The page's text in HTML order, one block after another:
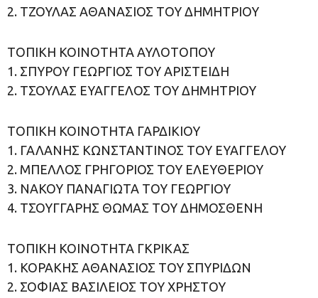
2. ΤΖΟΥΛΑΣ ΑΘΑΝΑΣΙΟΣ ΤΟΥ ΔΗΜΗΤΡΙΟΥ
ΤΟΠΙΚΗ ΚΟΙΝΟΤΗΤΑ ΑΥΛΟΤΟΠΟΥ
1. ΣΠΥΡΟΥ ΓΕΩΡΓΙΟΣ ΤΟΥ ΑΡΙΣΤΕΙΔΗ
2. ΤΣΟΥΛΑΣ ΕΥΑΓΓΕΛΟΣ ΤΟΥ ΔΗΜΗΤΡΙΟΥ
ΤΟΠΙΚΗ ΚΟΙΝΟΤΗΤΑ ΓΑΡΔΙΚΙΟΥ
1. ΓΑΛΑΝΗΣ ΚΩΝΣΤΑΝΤΙΝΟΣ ΤΟΥ ΕΥΑΓΓΕΛΟΥ
2. ΜΠΕΛΛΟΣ ΓΡΗΓΟΡΙΟΣ ΤΟΥ ΕΛΕΥΘΕΡΙΟΥ
3. ΝΑΚΟΥ ΠΑΝΑΓΙΩΤΑ ΤΟΥ ΓΕΩΡΓΙΟΥ
4. ΤΣΟΥΓΓΑΡΗΣ ΘΩΜΑΣ ΤΟΥ ΔΗΜΟΣΘΕΝΗ
ΤΟΠΙΚΗ ΚΟΙΝΟΤΗΤΑ ΓΚΡΙΚΑΣ
1. ΚΟΡΑΚΗΣ ΑΘΑΝΑΣΙΟΣ ΤΟΥ ΣΠΥΡΙΔΩΝ
2. ΣΟΦΙΑΣ ΒΑΣΙΛΕΙΟΣ ΤΟΥ ΧΡΗΣΤΟΥ